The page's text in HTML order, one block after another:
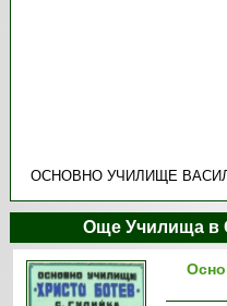
ОСНОВНО УЧИЛИЩЕ
Още Училища в